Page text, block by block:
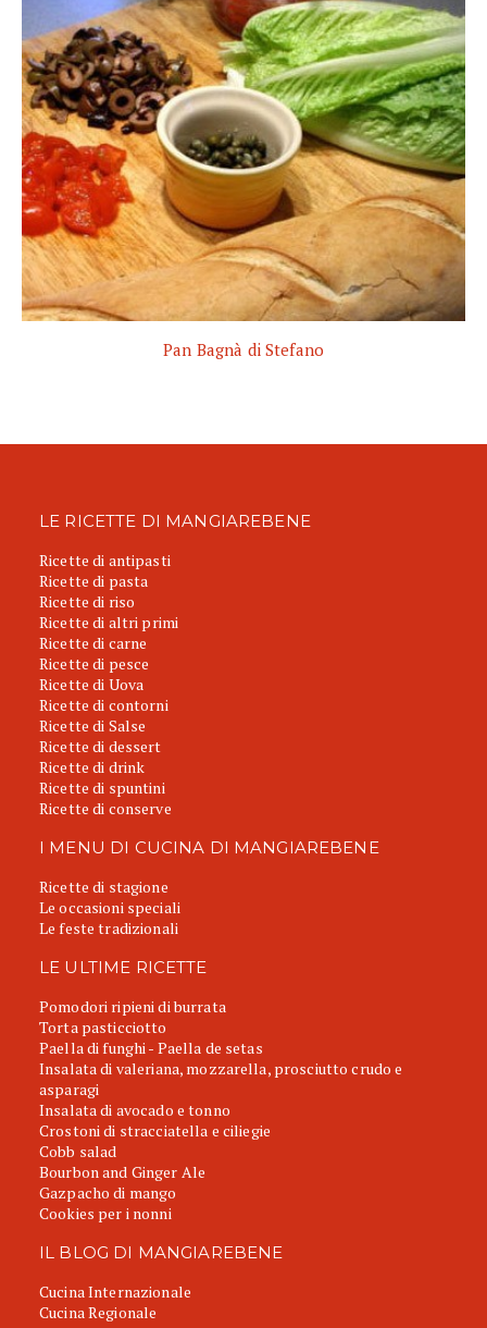
Pan Bagnà di Stefano
LE RICETTE DI MANGIAREBENE
Ricette di antipasti
Ricette di pasta
Ricette di riso
Ricette di altri primi
Ricette di carne
Ricette di pesce
Ricette di Uova
Ricette di contorni
Ricette di Salse
Ricette di dessert
Ricette di drink
Ricette di spuntini
Ricette di conserve
I MENU DI CUCINA DI MANGIAREBENE
Ricette di stagione
Le occasioni speciali
Le feste tradizionali
LE ULTIME RICETTE
Pomodori ripieni di burrata
Torta pasticciotto
Paella di funghi - Paella de setas
Insalata di valeriana, mozzarella, prosciutto crudo e
asparagi
Insalata di avocado e tonno
Crostoni di stracciatella e ciliegie
Cobb salad
Bourbon and Ginger Ale
Gazpacho di mango
Cookies per i nonni
IL BLOG DI MANGIAREBENE
Cucina Internazionale
Cucina Regionale